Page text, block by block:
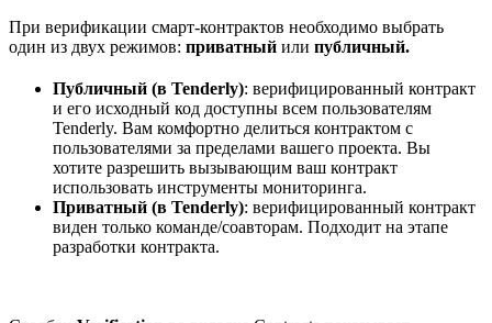
При верификации смарт-контрактов необходимо выбрать
один из двух режимов: приватный или публичный.
Публичный (в Tenderly): верифицированный контракт
и его исходный код доступны всем пользователям
Tenderly. Вам комфортно делиться контрактом с
пользователями за пределами вашего проекта. Вы
хотите разрешить вызывающим ваш контракт
использовать инструменты мониторинга.
Приватный (в Tenderly): верифицированный контракт
виден только команде/соавторам. Подходит на этапе
разработки контракта.